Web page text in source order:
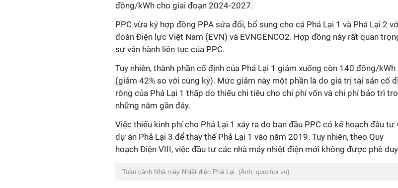
đồng/kWh cho giai đoạn 2024-2027.
PPC vừa ký hợp đồng PPA sửa đổi, bổ sung cho cả Phả Lại 1 và Phả Lại 2
đoàn Điện lực Việt Nam (EVN) và EVNGENCO2. Hợp đồng này rất quan
sự vận hành liên tục của PPC.
Tuy nhiên, thành phần cố định của Phả Lại 1 giảm xuống còn 140 đồng/kWh
(giảm 42% so với cùng kỳ). Mức giảm này một phần là do giá trị tài sản cố
ròng của Phả Lại 1 thấp do thiếu chi tiêu cho chi phí vốn và chi phí bảo trì
những năm gần đây.
Việc thiếu kinh phí cho Phả Lại 1 xảy ra do ban đầu PPC có kế hoạch đầu tư
dự án Phả Lại 3 để thay thế Phả Lại 1 vào năm 2019. Tuy nhiên, theo Quy
hoạch Điện VIII, việc đầu tư các nhà máy nhiệt điện mới không được phê
Toàn cảnh Nhà máy Nhiệt điện Phả Lại. (Ảnh: quochoi.vn).